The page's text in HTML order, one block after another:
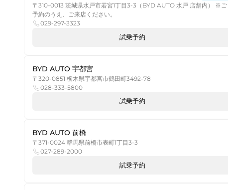
〒310-0013 茨城県水戸市若宮1丁目3-3（BYD AUTO 水戸 店舗内） ※ご
予約のうえ、ご来店ください。
029-297-3323
試乗予約
BYD AUTO 宇都宮
〒320-0851 栃木県宇都宮市鶴田町3492-78
028-333-5800
試乗予約
BYD AUTO 前橋
〒371-0024 群馬県前橋市表町1丁目3-3
027-289-2000
試乗予約